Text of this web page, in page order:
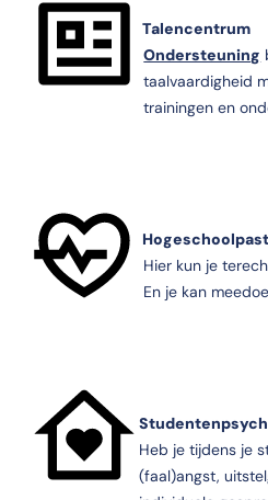
Talencentrum
Ondersteuning
taalvaardigheid
trainingen en
Hier kun je
En je kan
Heb je tijdens je
(faal)angst,